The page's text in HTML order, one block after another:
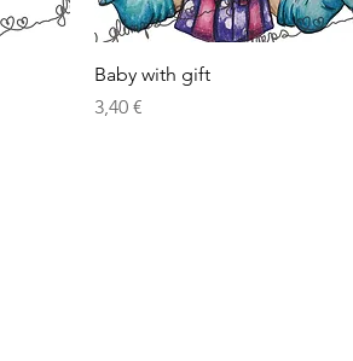
Vista rapida
Baby with gift
Prezzo
3,40 €